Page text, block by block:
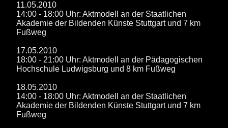
11.05.2010
14:00 - 18:00 Uhr: Aktmodell an der Staatlichen
Akademie der Bildenden Künste Stuttgart und 7 km
Fußweg
17.05.2010
18:00 - 21:00 Uhr: Aktmodell an der Pädagogischen
Hochschule Ludwigsburg und 8 km Fußweg
18.05.2010
14:00 - 18:00 Uhr: Aktmodell an der Staatlichen
Akademie der Bildenden Künste Stuttgart und 7 km
Fußweg